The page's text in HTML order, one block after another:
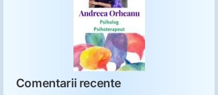
Comentarii recente